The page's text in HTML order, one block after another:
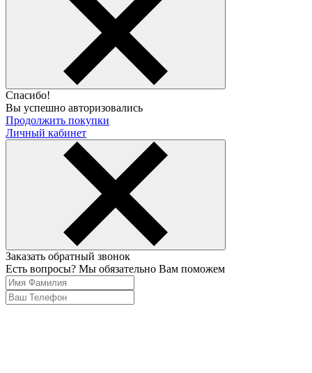
Спасибо!
Вы успешно авторизовались
Продолжить покупки
Личный кабинет
Заказать обратный звонок
Есть вопросы? Мы обязательно Вам поможем